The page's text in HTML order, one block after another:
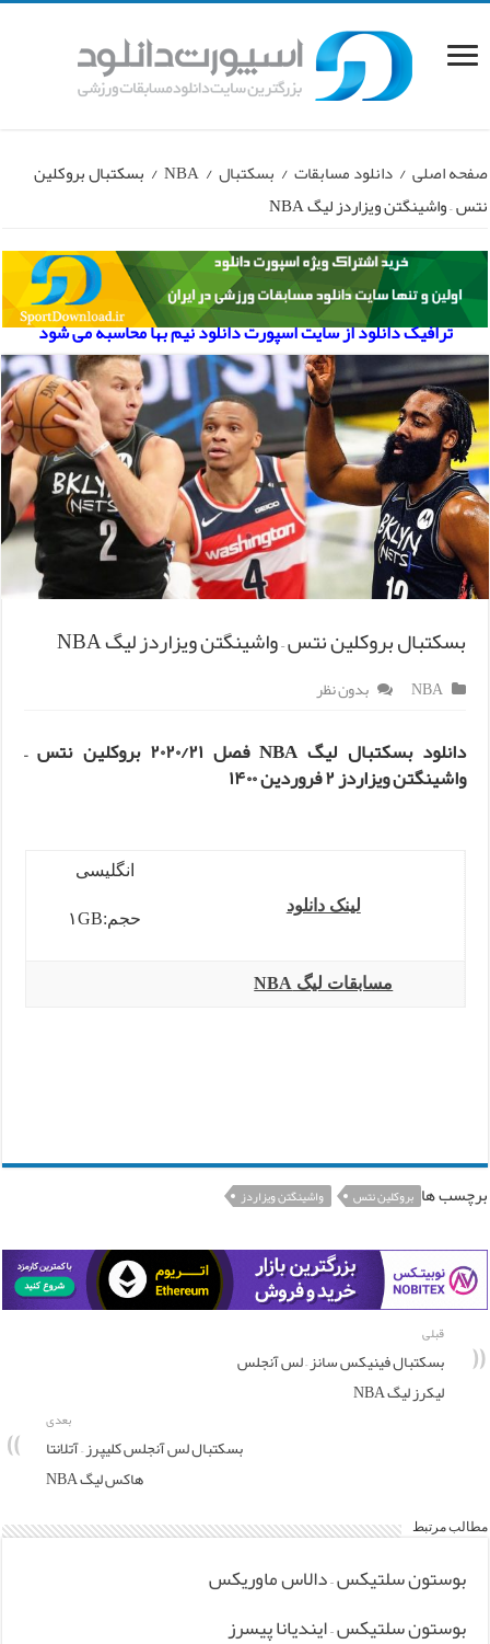
صفحه اصلی / دانلود مسابقات / بسکتبال /
NBA
/ بسکتبال بروکلین
نتس – واشینگتن ویزاردز لیگ NBA
ترافیک دانلود از سایت اسپورت دانلود نیم بها محاسبه می شود
بسکتبال بروکلین نتس – واشینگتن ویزاردز لیگ NBA
NBA بدون نظر
دانلود بسکتبال لیگ NBA فصل ۲۰۲۰/۲۱ بروکلین نتس –
واشینگتن ویزاردز ۲ فروردین ۱۴۰۰
لینک دانلود
انگلیسی
حجم:۱GB
مسابقات لیگ NBA
برچسب ها بروکلین نتس واشینگتن ویزاردز
قبلی
بسکتبال فینیکس سانز – لس آنجلس
لیکرز لیگ NBA
بعدی
بسکتبال لس آنجلس کلیپرز – آتلانتا
هاکس لیگ NBA
مطالب مرتبط
بوستون سلتیکس – دالاس ماوریکس
بوستون سلتیکس – ایندیانا پیسرز